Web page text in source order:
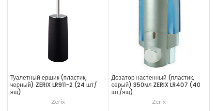
Туалетный ершик (пластик,
черный) ZERIX LR911-2 (24 шт/
ящ)
Zerix
Дозатор настенный (пластик,
серый) 350мл ZERIX LR407 (40
шт/ящ)
Zerix